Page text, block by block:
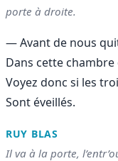
porte à droite.
— Avant de nous
Dans cette
Voyez donc si les
Sont éveillés.
RUY BLAS
Il va à la porte,